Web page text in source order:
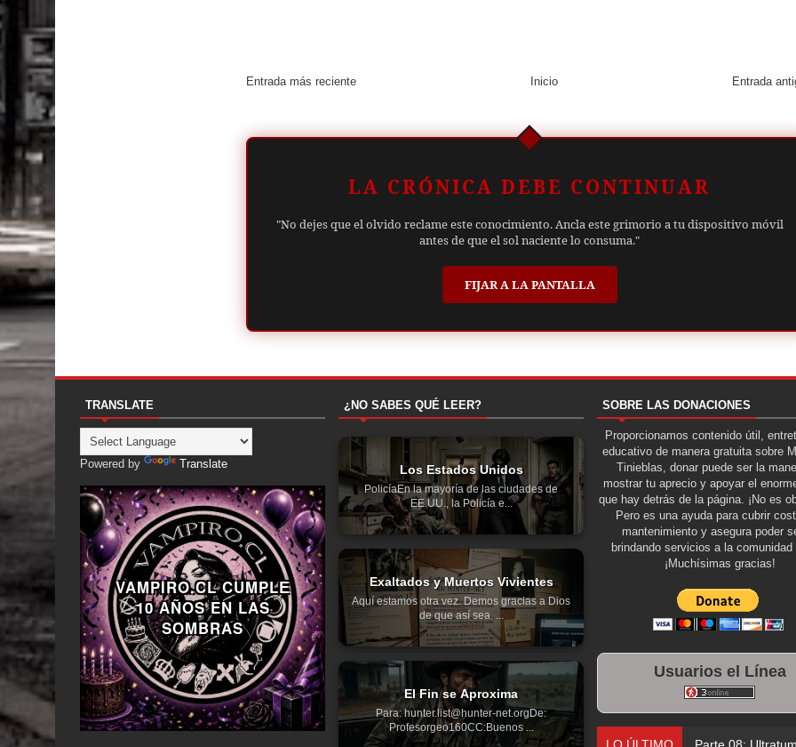
Entrada más reciente Entrada
Inicio
LA CRÓNICA DEBE CONTINUAR
"No dejes que el olvido reclame este conocimiento. Ancla este grimorio a tu dispositivo móvil
antes de que el sol naciente lo consuma."
FIJAR A LA PANTALLA
TRANSLATE
Powered by Translate
VAMPIRO.CL CUMPLE
10 AÑOS EN LAS
SOMBRAS
¿NO SABES QUÉ LEER?
Los Estados Unidos
PolicíaEn la mayoría de las ciudades de
EE.UU., la Policía e...
Exaltados y Muertos Vivientes
Aquí estamos otra vez. Demos gracias a Dios
de que así sea. ...
El Fin se Aproxima
Para: hunter.list@hunter-net.orgDe:
Profesorgeo160CC:Buenos ...
SOBRE LAS DONACIONES
Proporcionamos contenido útil,
educativo de manera gratuita sobre
Tinieblas, donar puede ser la
mostrar tu aprecio y apoyar el
que hay detrás de la página. ¡No es
Pero es una ayuda para cubrir
mantenimiento y asegura poder
brindando servicios a la comunidad
¡Muchísimas gracias!
Usuarios el Línea
LO ÚLTIMO Parte 08: